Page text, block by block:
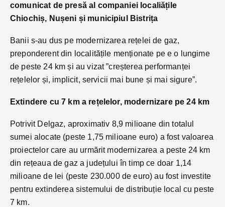
comunicat de presă al companiei localiățile
Chiochiș, Nușeni și municipiul Bistrița
Banii s-au dus pe modernizarea rețelei de gaz,
preponderent din localitățile menționate pe e o lungime
de peste 24 km și au vizat ”creșterea performanței
rețelelor și, implicit, servicii mai bune și mai sigure”.
Extindere cu 7 km a rețelelor, modernizare pe 24 km
Potrivit Delgaz, aproximativ 8,9 milioane din totalul
sumei alocate (peste 1,75 milioane euro) a fost valoarea
proiectelor care au urmărit modernizarea a peste 24 km
din rețeaua de gaz a județului în timp ce doar 1,14
milioane de lei (peste 230.000 de euro) au fost investite
pentru extinderea sistemului de distribuție local cu peste
7 km.